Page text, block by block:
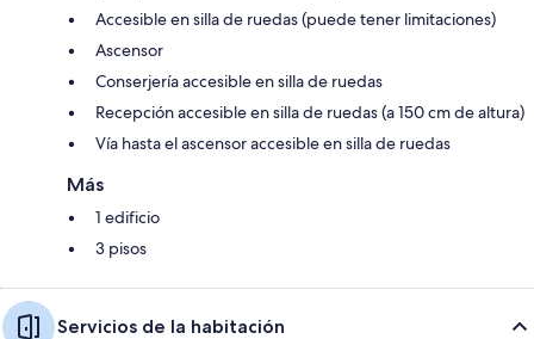
Accesible en silla de ruedas (puede tener limitaciones)
Ascensor
Conserjería accesible en silla de ruedas
Recepción accesible en silla de ruedas (a 150 cm de altura)
Vía hasta el ascensor accesible en silla de ruedas
Más
1 edificio
3 pisos
Servicios de la habitación